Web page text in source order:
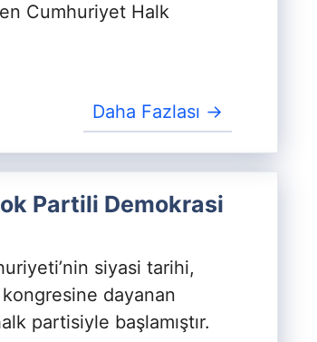
Cumhuriyet Halk
Daha Fazlası →
Partili Demokrasi
siyasi tarihi,
dayanan
partisiyle başlamıştır.